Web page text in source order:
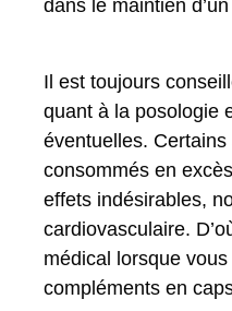
dans le maintien
Il est toujours
quant à la posologie
éventuelles.
consommés en
effets indésirables,
cardiovasculaire.
médical lorsque
compléments en